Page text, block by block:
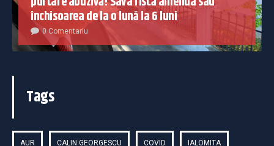
închisoarea de la o lună la 6 luni
0 Comentariu
Tags
AUR CALIN GEORGESCU COVID IALOMITA